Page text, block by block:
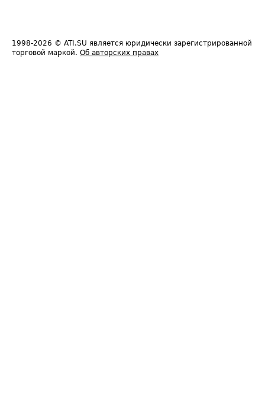
1998-2026 © ATI.SU является юридически зарегистрированной
торговой маркой. Об авторских правах